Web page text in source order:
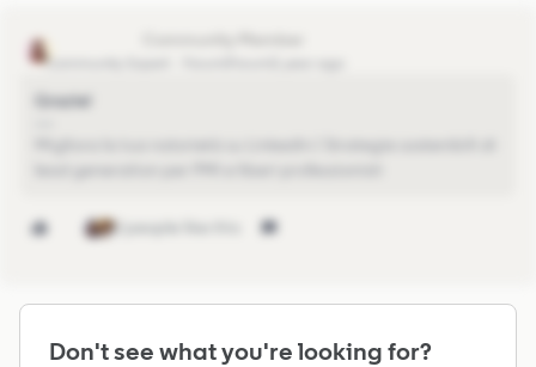
EleonoraGG
Community Expert
Grazie!
2 people like this
Don't see what you're looking for?